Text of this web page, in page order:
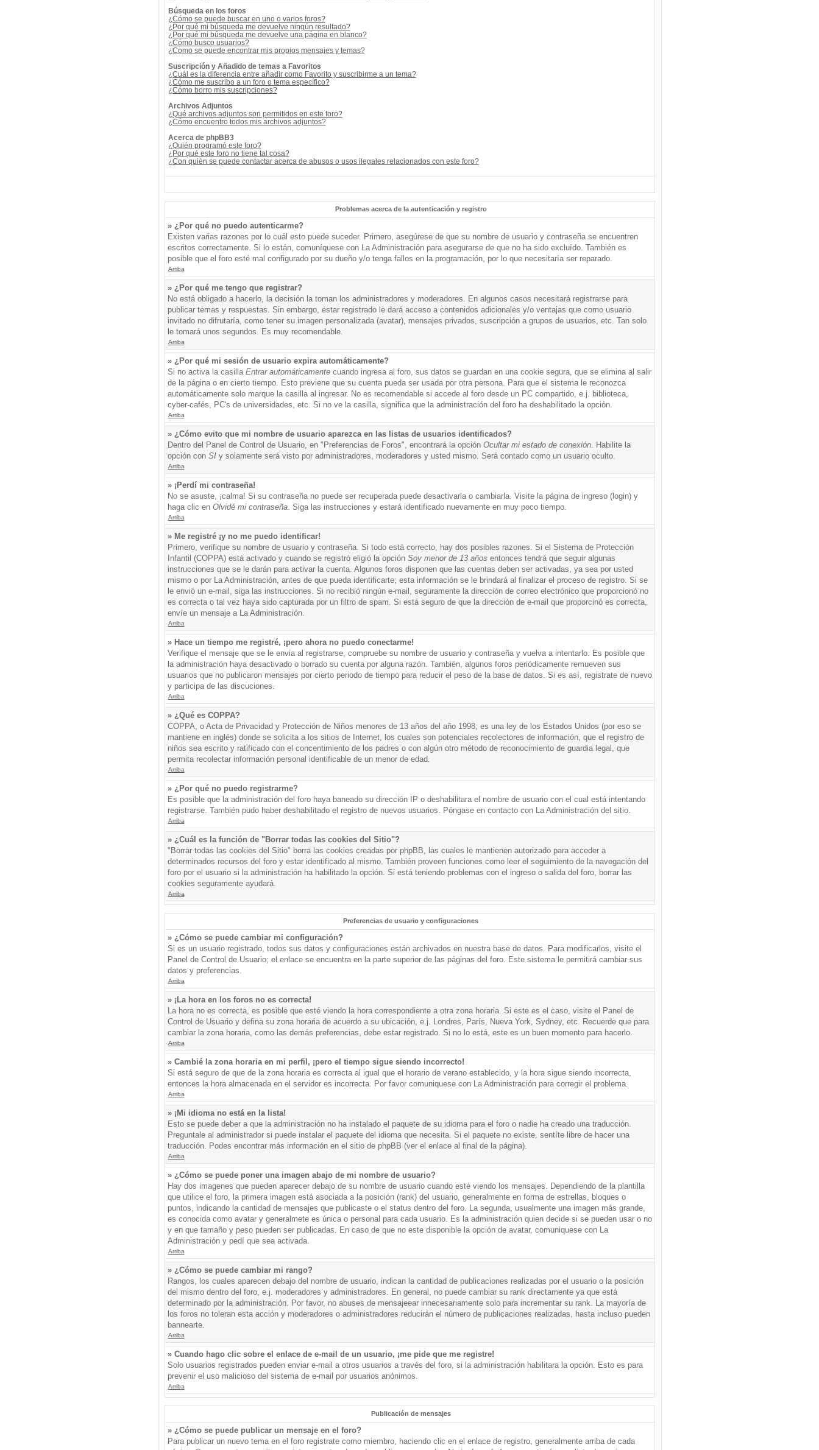
Búsqueda en los foros
¿Cómo se puede buscar en uno o varios foros?
¿Por qué mi búsqueda me devuelve ningún resultado?
¿Por qué mi búsqueda me devuelve una página en blanco?
¿Cómo busco usuarios?
¿Como se puede encontrar mis propios mensajes y temas?
Suscripción y Añadido de temas a Favoritos
¿Cuál es la diferencia entre añadir como Favorito y suscribirme a un tema?
¿Cómo me suscribo a un foro o tema específico?
¿Cómo borro mis suscripciones?
Archivos Adjuntos
¿Qué archivos adjuntos son permitidos en este foro?
¿Cómo encuentro todos mis archivos adjuntos?
Acerca de phpBB3
¿Quién programó este foro?
¿Por qué este foro no tiene tal cosa?
¿Con quién se puede contactar acerca de abusos o usos ilegales relacionados con este foro?
Problemas acerca de la autenticación y registro
» ¿Por qué no puedo autenticarme?
Existen varias razones por lo cuál esto puede suceder. Primero, asegúrese de que su nombre de usuario y contraseña se encuentren
escritos correctamente. Si lo están, comuníquese con La Administración para asegurarse de que no ha sido excluído. También es
posible que el foro esté mal configurado por su dueño y/o tenga fallos en la programación, por lo que necesitaría ser reparado.
Arriba
» ¿Por qué me tengo que registrar?
No está obligado a hacerlo, la decisión la toman los administradores y moderadores. En algunos casos necesitará registrarse para
publicar temas y respuestas. Sin embargo, estar registrado le dará acceso a contenidos adicionales y/o ventajas que como usuario
invitado no difrutaría, como tener su imagen personalizada (avatar), mensajes privados, suscripción a grupos de usuarios, etc. Tan solo
le tomará unos segundos. Es muy recomendable.
Arriba
» ¿Por qué mi sesión de usuario expira automáticamente?
Si no activa la casilla Entrar automáticamentecuando ingresa al foro, sus datos se guardan en una cookie segura, que se elimina al salir
de la página o en cierto tiempo. Esto previene que su cuenta pueda ser usada por otra persona. Para que el sistema le reconozca
automáticamente solo marque la casilla al ingresar. No es recomendable si accede al foro desde un PC compartido, e.j. biblioteca,
cyber-cafés, PC's de universidades, etc. Si no ve la casilla, significa que la administración del foro ha deshabilitado la opción.
Arriba
» ¿Cómo evito que mi nombre de usuario aparezca en las listas de usuarios identificados?
Dentro del Panel de Control de Usuario, en "Preferencias de Foros", encontrará la opción Ocultar mi estado de conexión. Habilite la
opción con SIy solamente será visto por administradores, moderadores y usted mismo. Será contado como un usuario oculto.
Arriba
» ¡Perdí mi contraseña!
No se asuste, ¡calma! Si su contraseña no puede ser recuperada puede desactivarla o cambiarla. Visite la página de ingreso (login) y
haga clic en Olvidé mi contraseña. Siga las instrucciones y estará identificado nuevamente en muy poco tiempo.
Arriba
» Me registré ¡y no me puedo identificar!
Primero, verifique su nombre de usuario y contraseña. Si todo está correcto, hay dos posibles razones. Si el Sistema de Protección
Infantil (COPPA) está activado y cuando se registró eligió la opción Soy menor de 13 años entonces tendrá que seguir algunas
instrucciones que se le darán para activar la cuenta. Algunos foros disponen que las cuentas deben ser activadas, ya sea por usted
mismo o por La Administración, antes de que pueda identificarte; esta información se le brindará al finalizar el proceso de registro. Si se
le envió un e-mail, siga las instrucciones. Si no recibió ningún e-mail, seguramente la dirección de correo electrónico que proporcionó no
es correcta o tal vez haya sido capturada por un filtro de spam. Si está seguro de que la dirección de e-mail que proporcinó es correcta,
envíe un mensaje a La Administración.
Arriba
» Hace un tiempo me registré, ¡pero ahora no puedo conectarme!
Verifique el mensaje que se le envia al registrarse, compruebe su nombre de usuario y contraseña y vuelva a intentarlo. Es posible que
la administración haya desactivado o borrado su cuenta por alguna razón. También, algunos foros periódicamente remueven sus
usuarios que no publicaron mensajes por cierto periodo de tiempo para reducir el peso de la base de datos. Si es así, registrate de nuevo
y participa de las discuciones.
Arriba
» ¿Qué es COPPA?
COPPA, o Acta de Privacidad y Protección de Niños menores de 13 años del año 1998, es una ley de los Estados Unidos (por eso se
mantiene en inglés) donde se solicita a los sitios de Internet, los cuales son potenciales recolectores de información, que el registro de
niños sea escrito y ratificado con el concentimiento de los padres o con algún otro método de reconocimiento de guardia legal, que
permita recolectar información personal identificable de un menor de edad.
Arriba
» ¿Por qué no puedo registrarme?
Es posible que la administración del foro haya baneado su dirección IP o deshabilitara el nombre de usuario con el cual está intentando
registrarse. También pudo haber deshabilitado el registro de nuevos usuarios. Póngase en contacto con La Administración del sitio.
Arriba
» ¿Cuál es la función de "Borrar todas las cookies del Sitio"?
"Borrar todas las cookies del Sitio" borra las cookies creadas por phpBB, las cuales le mantienen autorizado para acceder a
determinados recursos del foro y estar identificado al mismo. También proveen funciones como leer el seguimiento de la navegación del
foro por el usuario si la administración ha habilitado la opción. Si está teniendo problemas con el ingreso o salida del foro, borrar las
cookies seguramente ayudará.
Arriba
Preferencias de usuario y configuraciones
» ¿Cómo se puede cambiar mi configuración?
Si es un usuario registrado, todos sus datos y configuraciones están archivados en nuestra base de datos. Para modificarlos, visite el
Panel de Control de Usuario; el enlace se encuentra en la parte superior de las páginas del foro. Este sistema le permitirá cambiar sus
datos y preferencias.
Arriba
» ¡La hora en los foros no es correcta!
La hora no es correcta, es posible que esté viendo la hora correspondiente a otra zona horaria. Si este es el caso, visite el Panel de
Control de Usuario y defina su zona horaria de acuerdo a su ubicación, e.j. Londres, París, Nueva York, Sydney, etc. Recuerde que para
cambiar la zona horaria, como las demás preferencias, debe estar registrado. Si no lo está, este es un buen momento para hacerlo.
Arriba
» Cambié la zona horaria en mi perfil, ¡pero el tiempo sigue siendo incorrecto!
Si está seguro de que de la zona horaria es correcta al igual que el horario de verano establecido, y la hora sigue siendo incorrecta,
entonces la hora almacenada en el servidor es incorrecta. Por favor comuniquese con La Administración para corregir el problema.
Arriba
» ¡Mi idioma no está en la lista!
Esto se puede deber a que la administración no ha instalado el paquete de su idioma para el foro o nadie ha creado una traducción.
Preguntale al administrador si puede instalar el paquete del idioma que necesita. Si el paquete no existe, sentíte libre de hacer una
traducción. Podes encontrar más información en el sitio de phpBB (ver el enlace al final de la página).
Arriba
» ¿Cómo se puede poner una imagen abajo de mi nombre de usuario?
Hay dos imagenes que pueden aparecer debajo de su nombre de usuario cuando esté viendo los mensajes. Dependiendo de la plantilla
que utilice el foro, la primera imagen está asociada a la posición (rank) del usuario, generalmente en forma de estrellas, bloques o
puntos, indicando la cantidad de mensajes que publicaste o el status dentro del foro. La segunda, usualmente una imagen más grande,
es conocida como avatar y generalmete es única o personal para cada usuario. Es la administración quien decide si se pueden usar o no
y en que tamaño y peso pueden ser publicadas. En caso de que no este disponible la opción de avatar, comuniquese con La
Administración y pedí que sea activada.
Arriba
» ¿Cómo se puede cambiar mi rango?
Rangos, los cuales aparecen debajo del nombre de usuario, indican la cantidad de publicaciones realizadas por el usuario o la posición
del mismo dentro del foro, e.j. moderadores y administradores. En general, no puede cambiar su rank directamente ya que está
determinado por la administración. Por favor, no abuses de mensajeear innecesariamente solo para incrementar su rank. La mayoría de
los foros no toleran esta acción y moderadores o administradores reducirán el número de publicaciones realizadas, hasta incluso pueden
bannearte.
Arriba
» Cuando hago clic sobre el enlace de e-mail de un usuario, ¡me pide que me registre!
Solo usuarios registrados pueden enviar e-mail a otros usuarios a través del foro, si la administración habilitara la opción. Esto es para
prevenir el uso malicioso del sistema de e-mail por usuarios anónimos.
Arriba
Publicación de mensajes
» ¿Cómo se puede publicar un mensaje en el foro?
Para publicar un nuevo tema en el foro registrate como miembro, haciendo clic en el enlace de registro, generalmente arriba de cada